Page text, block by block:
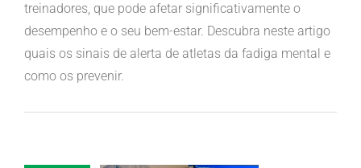
treinadores, que pode afetar significativamente o
desempenho e o seu bem-estar. Descubra neste artigo
quais os sinais de alerta de atletas da fadiga mental e
como os prevenir.